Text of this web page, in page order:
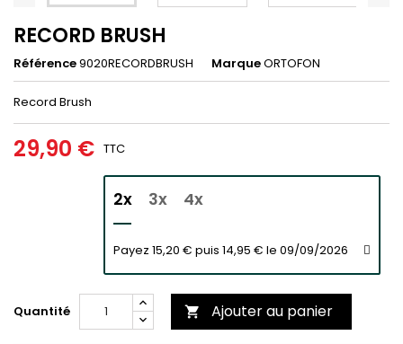
RECORD BRUSH
Référence9020RECORDBRUSH MarqueORTOFON
Record Brush
29,90 € TTC
2x 3x 4x
Payez 15,20 € puis 14,95 € le 09/09/2026
Quantité  Ajouter au panier